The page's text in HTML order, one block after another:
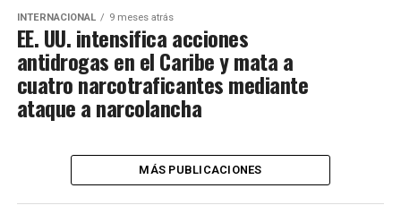
INTERNACIONAL 9 meses atrás
EE. UU. intensifica acciones
antidrogas en el Caribe y mata a
cuatro narcotraficantes mediante
ataque a narcolancha
MÁS PUBLICACIONES